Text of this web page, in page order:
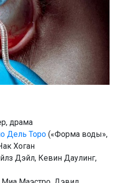
драма
Дель Торо («Форма воды»,
Хоган
Дэйл, Кевин Даулинг,